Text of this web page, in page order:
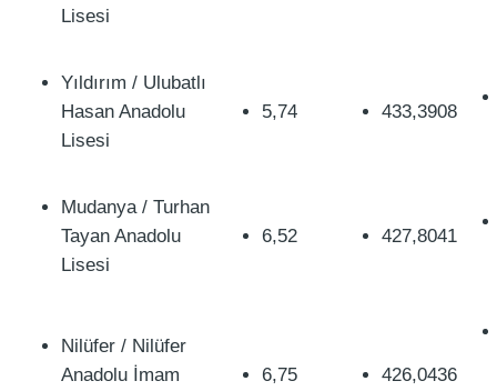
Lisesi
Yıldırım / Ulubatlı
Hasan Anadolu
Lisesi
5,74 433,3908
Mudanya / Turhan
Tayan Anadolu
Lisesi
6,52 427,8041
Nilüfer / Nilüfer
Anadolu İmam
6,75 426,0436